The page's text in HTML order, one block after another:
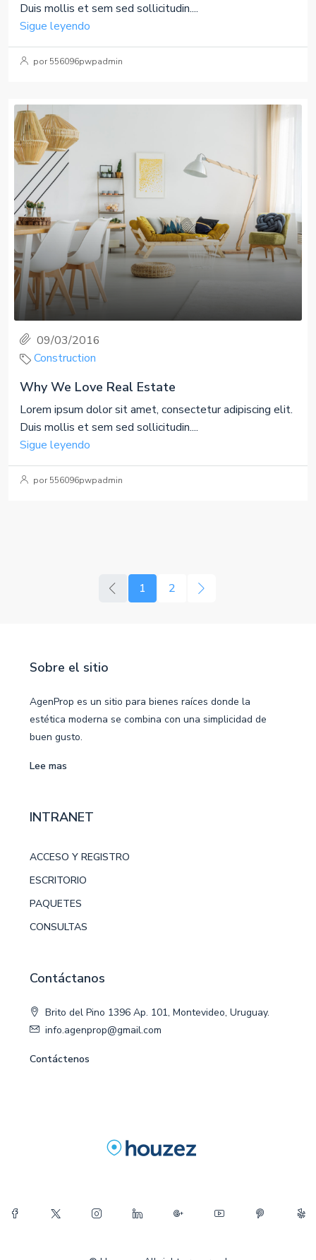
Duis mollis et sem sed sollicitudin....
Sigue leyendo
por 556096pwpadmin
09/03/2016
Construction
Why We Love Real Estate
Lorem ipsum dolor sit amet, consectetur adipiscing elit.
Duis mollis et sem sed sollicitudin....
Sigue leyendo
por 556096pwpadmin
1 2
Sobre el sitio
AgenProp es un sitio para bienes raíces donde la
estética moderna se combina con una simplicidad de
buen gusto.
Lee mas
INTRANET
ACCESO Y REGISTRO
ESCRITORIO
PAQUETES
CONSULTAS
Contáctanos
Brito del Pino 1396 Ap. 101, Montevideo, Uruguay.
info.agenprop@gmail.com
Contáctenos